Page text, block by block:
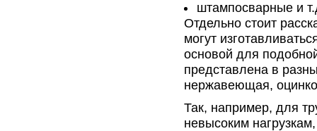
штампосварные и
Отдельно стоит
могут
основой для
представлена в
нержавеющая,
Так, например, для
невысоким